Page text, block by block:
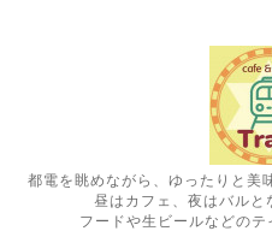
都電を眺めながら、ゆったりと美
昼はカフェ、夜はバルと
フードや生ビールなどの